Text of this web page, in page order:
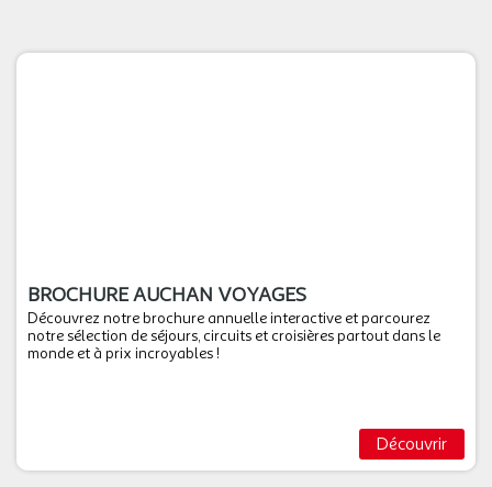
BROCHURE AUCHAN VOYAGES
Découvrez notre brochure annuelle interactive et parcourez
notre sélection de séjours, circuits et croisières partout dans le
monde et à prix incroyables !
Découvrir